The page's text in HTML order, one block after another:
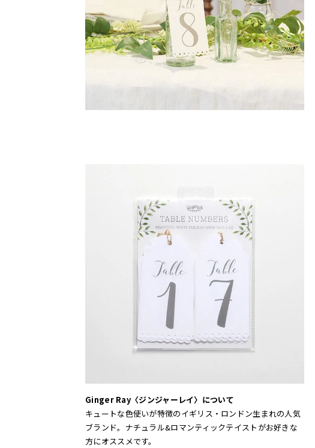
Ginger Ray〈ジンジャーレイ〉について
キュートな色使いが特徴のイギリス・ロンドン生まれの人気
ブランド。ナチュラル&ロマンティックテイストがお好きな
方にオススメです。